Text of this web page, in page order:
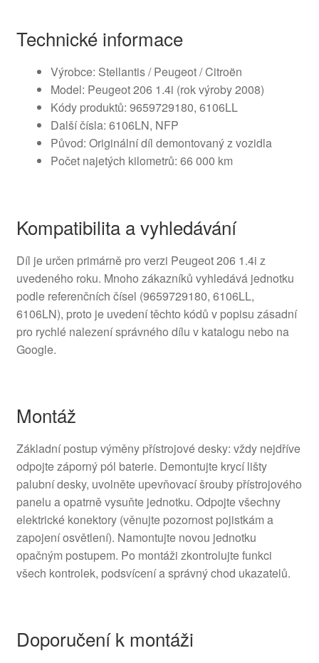
Technické informace
Výrobce: Stellantis / Peugeot / Citroën
Model: Peugeot 206 1.4i (rok výroby 2008)
Kódy produktů: 9659729180, 6106LL
Další čísla: 6106LN, NFP
Původ: Originální díl demontovaný z vozidla
Počet najetých kilometrů: 66 000 km
Kompatibilita a vyhledávání
Díl je určen primárně pro verzi Peugeot 206 1.4i z
uvedeného roku. Mnoho zákazníků vyhledává jednotku
podle referenčních čísel (9659729180, 6106LL,
6106LN), proto je uvedení těchto kódů v popisu zásadní
pro rychlé nalezení správného dílu v katalogu nebo na
Google.
Montáž
Základní postup výměny přístrojové desky: vždy nejdříve
odpojte záporný pól baterie. Demontujte krycí lišty
palubní desky, uvolněte upevňovací šrouby přístrojového
panelu a opatrně vysuňte jednotku. Odpojte všechny
elektrické konektory (věnujte pozornost pojistkám a
zapojení osvětlení). Namontujte novou jednotku
opačným postupem. Po montáži zkontrolujte funkci
všech kontrolek, podsvícení a správný chod ukazatelů.
Doporučení k montáži